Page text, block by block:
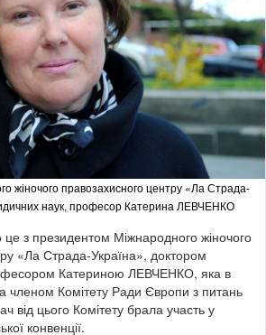
жіночого правозахисного центру «Ла Страда-
наук, професор Катерина ЛЕВЧЕНКО
з президентом Міжнародного жіночого
«Ла Страда-Україна», доктором
Катериною ЛЕВЧЕНКО, яка в
членом Комітету Ради Європи з питань
від цього Комітету брала участь у
конвенції.